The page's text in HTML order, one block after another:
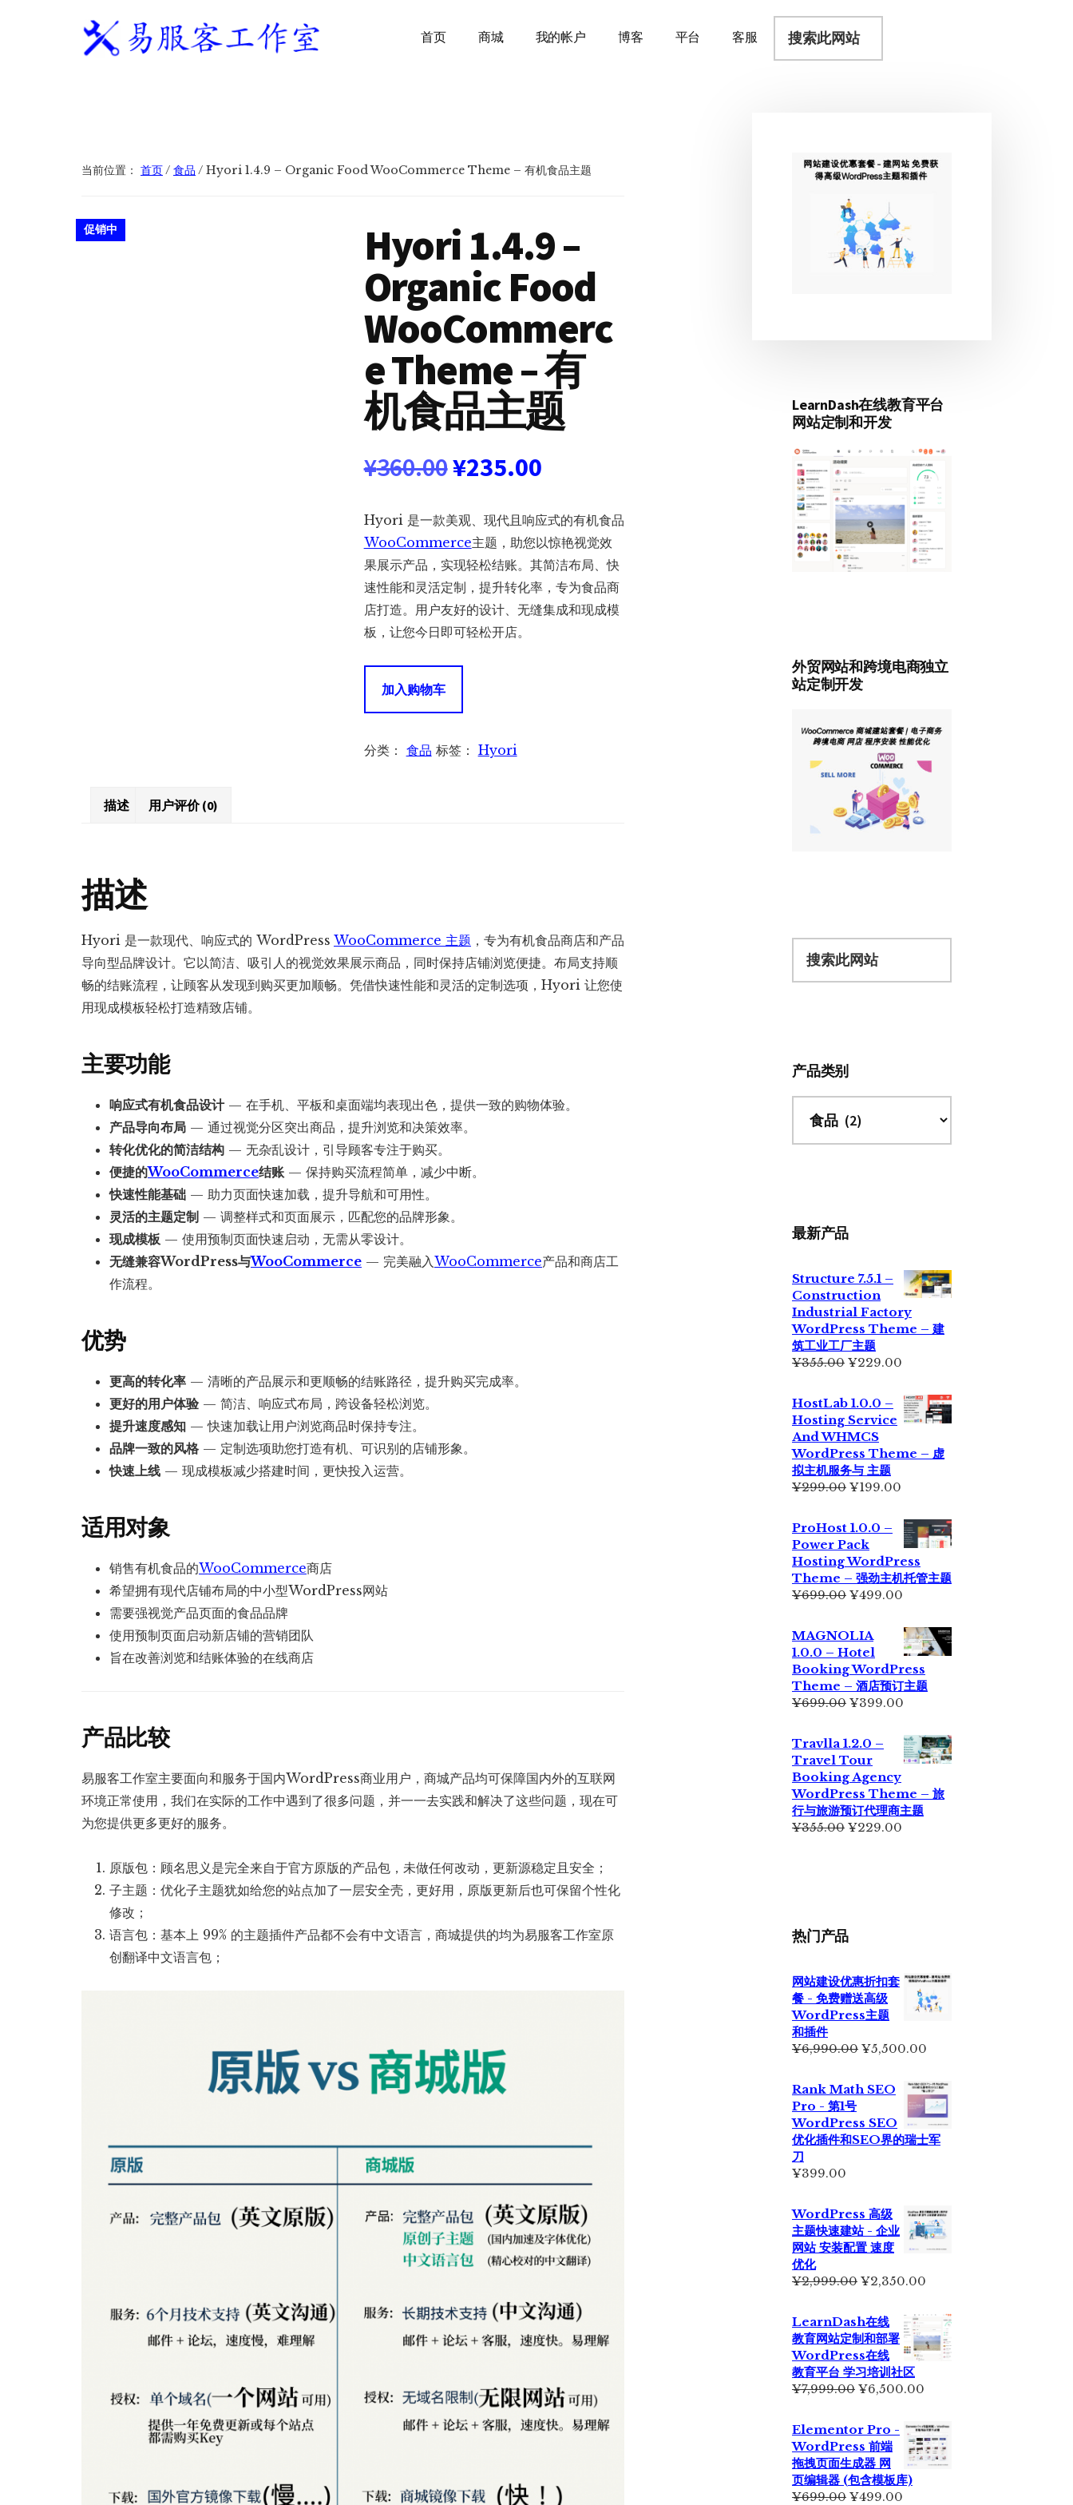
作
建
务
首页 商城 我的帐户 博客 平台 客服
当前位置： 首页/ 食品 / Hyori 1.4.9 – Organic Food WooCommerce Theme – 有机食品主题
促销中
Hyori 1.4.9 –
Organic Food
WooCommerc
e Theme – 有
机食品主题
¥360.00原
为：
¥360.00。
¥235.00当
前
价
格
为：
Hyori 是一款美观、现代且响应式的有机食品
WooCommerce主题，助您以惊艳视觉效
果展示产品，实现轻松结账。其简洁布局、快
速性能和灵活定制，提升转化率，专为食品商
店打造。用户友好的设计、无缝集成和现成模
板，让您今日即可轻松开店。
1.4.9
Organic
主
题
数
加入购物车
分类： 食品 标签： Hyori
描述 用户评价 (0)
描述
Hyori 是一款现代、响应式的 WordPress WooCommerce 主题 ，专为有机食品商店和产品
导向型品牌设计。它以简洁、吸引人的视觉效果展示商品，同时保持店铺浏览便捷。布局支持顺
畅的结账流程，让顾客从发现到购买更加顺畅。凭借快速性能和灵活的定制选项，Hyori 让您使
用现成模板轻松打造精致店铺。
主要功能
响应式有机食品设计— 在手机、平板和桌面端均表现出色，提供一致的购物体验。
产品导向布局 — 通过视觉分区突出商品，提升浏览和决策效率。
转化优化的简洁结构 — 无杂乱设计，引导顾客专注于购买。
便捷的WooCommerce结账 — 保持购买流程简单，减少中断。
快速性能基础 — 助力页面快速加载，提升导航和可用性。
灵活的主题定制 — 调整样式和页面展示，匹配您的品牌形象。
现成模板 — 使用预制页面快速启动，无需从零设计。
无缝兼容WordPress与WooCommerce — 完美融入WooCommerce产品和商店工
作流程。
优势
更高的转化率 — 清晰的产品展示和更顺畅的结账路径，提升购买完成率。
更好的用户体验 — 简洁、响应式布局，跨设备轻松浏览。
提升速度感知 — 快速加载让用户浏览商品时保持专注。
品牌一致的风格 — 定制选项助您打造有机、可识别的店铺形象。
快速上线 — 现成模板减少搭建时间，更快投入运营。
适用对象
销售有机食品的WooCommerce商店
希望拥有现代店铺布局的中小型WordPress网站
需要强视觉产品页面的食品品牌
使用预制页面启动新店铺的营销团队
旨在改善浏览和结账体验的在线商店
产品比较
易服客工作室主要面向和服务于国内WordPress商业用户，商城产品均可保障国内外的互联网
环境正常使用，我们在实际的工作中遇到了很多问题，并一一去实践和解决了这些问题，现在可
为您提供更多更好的服务。
原版包：顾名思义是完全来自于官方原版的产品包，未做任何改动，更新源稳定且安全；
子主题：优化子主题犹如给您的站点加了一层安全壳，更好用，原版更新后也可保留个性化
修改；
语言包：基本上 99% 的主题插件产品都不会有中文语言，商城提供的均为易服客工作室原
创翻译中文语言包；
LearnDash在线教育平台
网站定制和开发
外贸网站和跨境电商独立
站定制开发
产品类别
最新产品
Structure 7.5.1 –
Construction
Industrial Factory
WordPress Theme – 建
筑工业工厂主题
¥355.00 原
为：
¥355.00。
¥229.00
价
格
¥229.00。
HostLab 1.0.0 –
Hosting Service
And WHMCS
WordPress Theme – 虚
拟主机服务与 主题
¥299.00 原
为：
¥299.00。
¥199.00
价
格
为：
¥199.00。
ProHost 1.0.0 –
Power Pack
Hosting WordPress
Theme – 强劲主机托管主题
¥699.00 原
¥699.00。
¥499.00
价
格
为：
¥499.00。
MAGNOLIA
1.0.0 – Hotel
Booking WordPress
Theme – 酒店预订主题
¥699.00 原
¥699.00。
¥399.00
价
格
为：
¥399.00。
Travlla 1.2.0 –
Travel Tour
Booking Agency
WordPress Theme – 旅
行与旅游预订代理商主题
¥355.00 原
¥229.00
热门产品
网站建设优惠折扣套
餐 - 免费赠送高级
WordPress主题
和插件
¥6,990.00 原
¥6,990.00。
¥5,500.00
价
格
为：
¥5,500.00。
Rank Math SEO
Pro - 第1号
WordPress SEO
优化插件和SEO界的瑞士军
刀
¥399.00
WordPress 高级
主题快速建站 - 企业
网站 安装配置 速度
优化
¥2,999.00 原
为：
¥2,999.00。
¥2,350.00
价
格
为：
LearnDash在线
教育网站定制和部署
WordPress在线
教育平台 学习培训社区
¥7,999.00 原
¥7,999.00。
¥6,500.00
价
格
为：
Elementor Pro -
WordPress 前端
拖拽页面生成器 网
页编辑器 (包含模板库)
¥699.00 原
¥499.00